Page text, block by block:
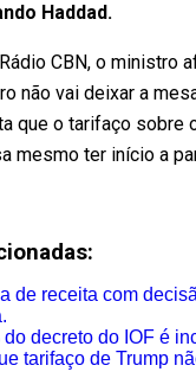
Haddad.
CBN, o ministro
não vai deixar a
que o tarifaço sobre
mesmo ter início a
de receita com
decreto do IOF é
tarifaço de Trump